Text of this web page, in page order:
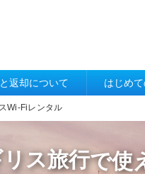
返却について はじめ
Wi-Fiレンタル
ス旅行で使